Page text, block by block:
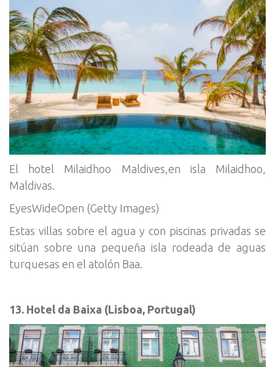
El hotel Milaidhoo Maldives,en isla Milaidhoo,
Maldivas.
EyesWideOpen (Getty Images)
Estas villas sobre el agua y con piscinas privadas se
sitúan sobre una pequeña isla rodeada de aguas
turquesas en el atolón Baa.
13. Hotel da Baixa (Lisboa, Portugal)